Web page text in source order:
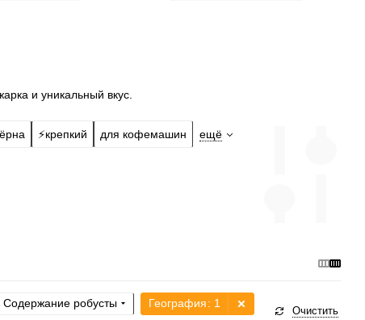
и уникальный вкус.
⚡️крепкий для кофемашин ещё
Содержание робусты География: 1
Очистить